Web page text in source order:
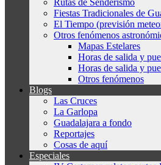
Rutas de Senderismo
Fiestas Tradicionales de
El Tiempo (previsión
Otros fenómenos
Mapas Estelares
Horas de salida y
Horas de salida y
Otros fenómenos
Blogs
Las Cruces
La Garlopa
Guadalajara a fondo
Reportajes
Cosas de aquí
Especiales